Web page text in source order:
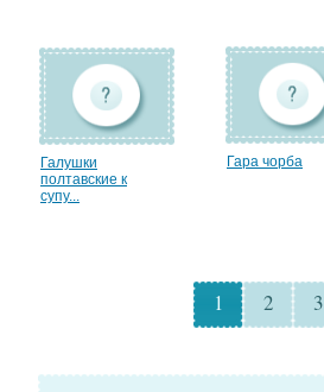
Галушки
полтавские к
супу...
Гара чорба
1 2 3